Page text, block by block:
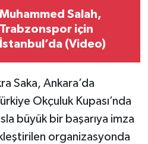
Muhammed Salah,
Trabzonspor için
İstanbul’da (Video)
Saka, Ankara’da
Okçuluk Kupası’nda
büyük bir başarıya imza
organizasyonda